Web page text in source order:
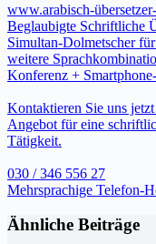
www.arabisch-
Beglaubigte Schriftliche
Simultan-Dolmetscher
weitere
Konferenz +
Kontaktieren Sie uns
Angebot für eine
Tätigkeit.
030 / 346 556 27
Mehrsprachige Telefon-
Ähnliche Beiträge